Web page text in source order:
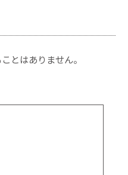
とはありません。